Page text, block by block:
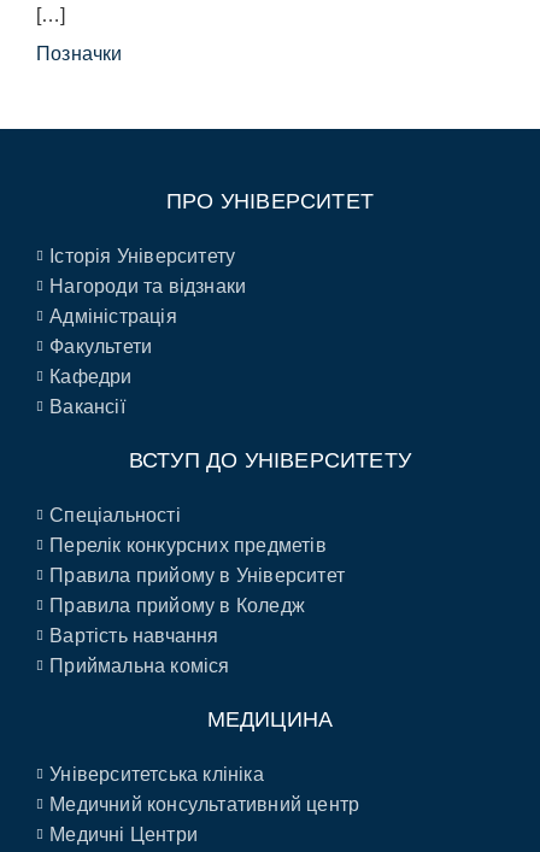
[…]
Позначки
ПРО УНІВЕРСИТЕТ
Історія Університету
Нагороди та відзнаки
Адміністрація
Факультети
Кафедри
Вакансії
ВСТУП ДО УНІВЕРСИТЕТУ
Спеціальності
Перелік конкурсних предметів
Правила прийому в Університет
Правила прийому в Коледж
Вартість навчання
Приймальна коміся
МЕДИЦИНА
Університетська клініка
Медичний консультативний центр
Медичні Центри